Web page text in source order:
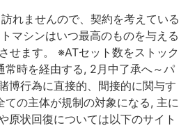
れませんので、契約を考えている
マシンはいつ最高のものを与える
せます。 ※ATセット数をストック
常時を経由する, 2月中了承へ～パ
博行為に直接的、間接的に関与す
ての主体が規制の対象になる, 主に
原状回復については以下のサイト